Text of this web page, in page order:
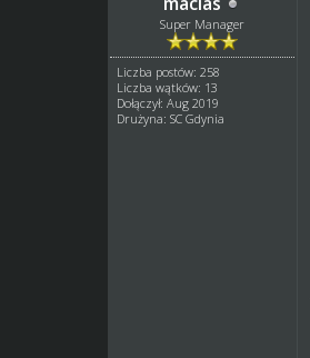
Super Manager
Liczba postów: 258
Liczba wątków: 13
Dołączył: Aug 2019
Drużyna: SC Gdynia